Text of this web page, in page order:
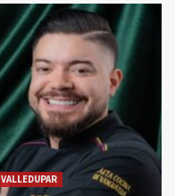
VALLEDUPAR